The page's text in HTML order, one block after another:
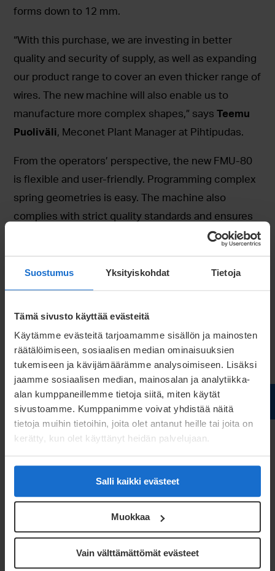
Suostumus Yksityiskohdat Tietoja
Tämä sivusto käyttää evästeitä
Käytämme evästeitä tarjoamamme sisällön ja mainosten
räätälöimiseen, sosiaalisen median ominaisuuksien
tukemiseen ja kävijämäärämme analysoimiseen. Lisäksi
jaamme sosiaalisen median, mainosalan ja analytiikka-
alan kumppaneillemme tietoja siitä, miten käytät
sivustoamme. Kumppanimme voivat yhdistää näitä
tietoja muihin tietoihin, joita olet antanut heille tai joita on
kerätty, kun olet käyttänyt heidän palvelujaan.
Salli kaikki evästeet
Muokkaa
Vain välttämättömät evästeet
forms down to 12 mm.
“With this purchase, we are investing in better
quality and security of supply, as well as expanding
our product range to cover an even thicker range of
wires. The new machine will also enable us to
manufacture more complex shapes,” saysTeemu
Puoliväli, Meconet Plant Manager at Pihtipudas.
From the operators’ perspective, the new FMU-80
is flexible and user-friendly. Programming complex
spring geometries is easy. The machine also
complies with strict quality standards and ensures
so-called zero defect manufacturing; thus
quality certification requirements. “We have
improved the reliability of the production processes
If you would like to hear about our even more
diverse product range, pleasecontact us.
FMU-80: technical
specifications in a nutshell
mm
Feed rate max: 70 m/min
Bend-back clearance max. 320 mm
Stroke, horizontal table (optional) +/- 100 mm
Stroke, vertical table +55 / -175 mm